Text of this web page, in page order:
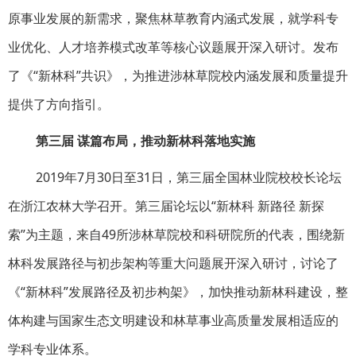
原事业发展的新需求，聚焦林草教育内涵式发展，就学科专
业优化、人才培养模式改革等核心议题展开深入研讨。发布
了《“新林科”共识》，为推进涉林草院校内涵发展和质量提升
提供了方向指引。
第三届 谋篇布局，推动新林科落地实施
2019年7月30日至31日，第三届全国林业院校校长论坛
在浙江农林大学召开。第三届论坛以“新林科 新路径 新探
索”为主题，来自49所涉林草院校和科研院所的代表，围绕新
林科发展路径与初步架构等重大问题展开深入研讨，讨论了
《“新林科”发展路径及初步构架》，加快推动新林科建设，整
体构建与国家生态文明建设和林草事业高质量发展相适应的
学科专业体系。